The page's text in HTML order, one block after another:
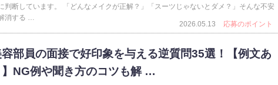
判断しています。 「どんなメイクが正解？」「スーツじゃないとダメ？」そんな不安
消する …
2026.05.13
応募のポイント
容部員の面接で好印象を与える逆質問35選！【例文あ
】NG例や聞き方のコツも解 …